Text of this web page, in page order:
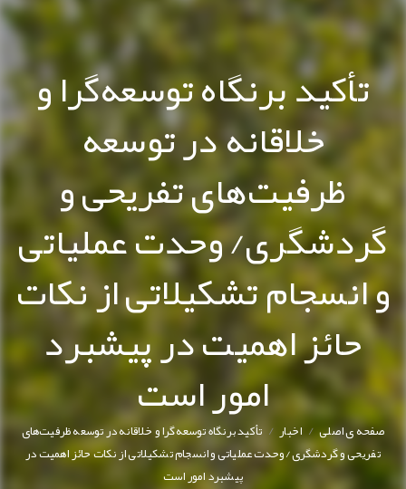
تأکید برنگاه توسعه‌گرا و
خلاقانه در توسعه
ظرفیت‌های تفریحی و
گردشگری/ وحدت عملیاتی
و انسجام تشکیلاتی از نکات
حائز اهمیت در پیشبرد
امور است
صفحه ی اصلی/اخبار/ تأکید برنگاه توسعه‌گرا و خلاقانه در توسعه ظرفیت‌های
تفریحی و گردشگری/ وحدت عملیاتی و انسجام تشکیلاتی از نکات حائز اهمیت در
پیشبرد امور است